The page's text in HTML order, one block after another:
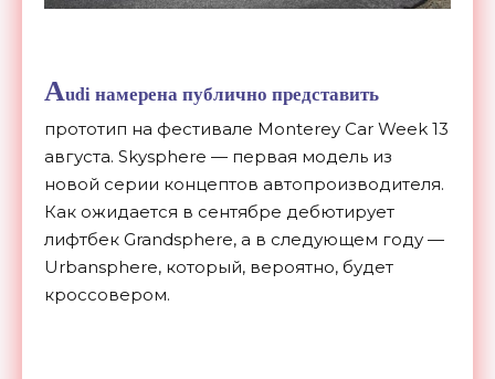
Audi намерена публично представить
прототип на фестивале Monterey Car Week 13
августа. Skysphere — первая модель из
новой серии концептов автопроизводителя.
Как ожидается в сентябре дебютирует
лифтбек Grandsphere, а в следующем году —
Urbansphere, который, вероятно, будет
кроссовером.